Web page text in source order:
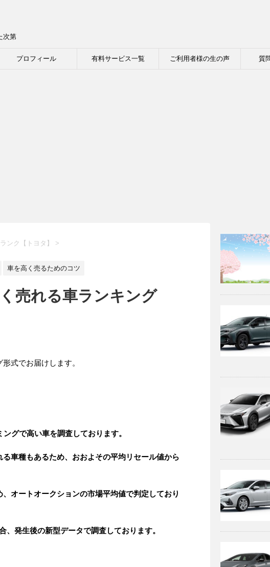
次第
プロフィール 有料サービス一覧 ご利用者様の生の声 質
ンク【トヨタ】 >
車を高く売るためのコツ
売れる車ランキング
式でお届けします。
グで高い車を調査しております。
車種もあるため、おおよその平均リセール値から
オートオークションの市場平均値で判定しており
、発生後の新型データで調査しております。